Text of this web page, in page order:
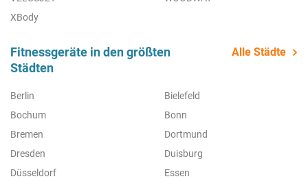
XBody
Fitnessgeräte in den größten
Städten
Alle Städte
Berlin
Bielefeld
Bochum
Bonn
Bremen
Dortmund
Dresden
Duisburg
Düsseldorf
Essen